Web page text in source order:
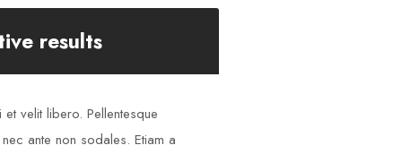
results
velit libero. Pellentesque
ante non sodales. Etiam a